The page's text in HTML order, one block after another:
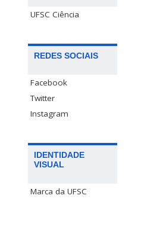
UFSC Ciência
REDES SOCIAIS
Facebook
Twitter
Instagram
IDENTIDADE
VISUAL
Marca da UFSC